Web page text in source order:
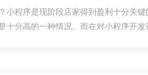
小程序是现阶段店家得到盈利十分关
十分高的一种情况。而在对小程序开